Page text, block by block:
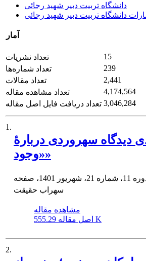
دانشگاه تربیت دبیر شهید رجائی
دانشگاه تربیت دبیر شهید رجائی
آمار
تعداد نشریات
15
تعداد شماره‌ها
239
تعداد مقالات
2,441
تعداد مشاهده مقاله
4,174,564
تعداد دریافت فایل اصل مقاله 3,046,284
1.
دیدگاه سهروردی دربارۀ
«وجود»
سهراب حقیقت
مشاهده مقاله
اصل مقاله 555.29 K
2.